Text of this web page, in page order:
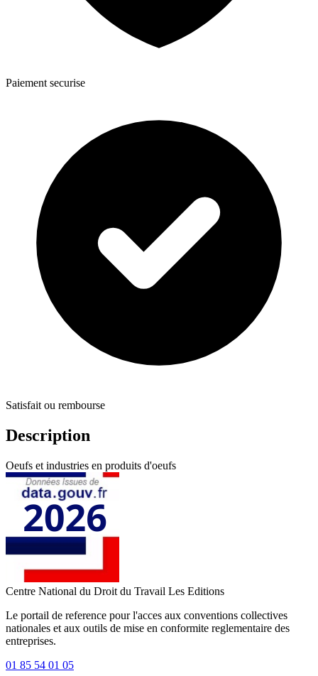
Paiement securise
Satisfait ou rembourse
Description
Oeufs et industries en produits d'oeufs
Centre National du Droit du Travail Les Editions
Le portail de reference pour l'acces aux conventions collectives
nationales et aux outils de mise en conformite reglementaire des
entreprises.
01 85 54 01 05